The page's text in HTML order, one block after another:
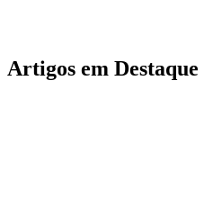
Artigos em Destaque